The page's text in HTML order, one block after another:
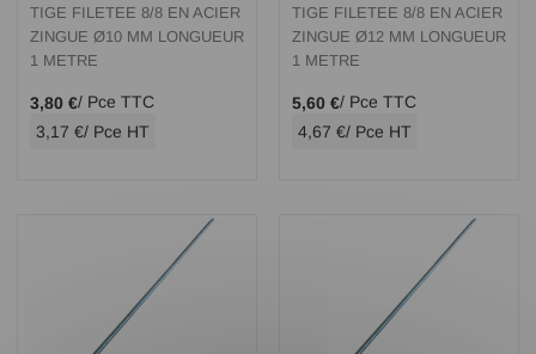
TIGE FILETEE 8/8 EN ACIER
ZINGUE Ø10 MM LONGUEUR
1 METRE
3,80 €/ Pce TTC
3,17 €/ Pce HT
TIGE FILETEE 8/8 EN ACIER
ZINGUE Ø12 MM LONGUEUR
1 METRE
5,60 €/ Pce TTC
4,67 €/ Pce HT